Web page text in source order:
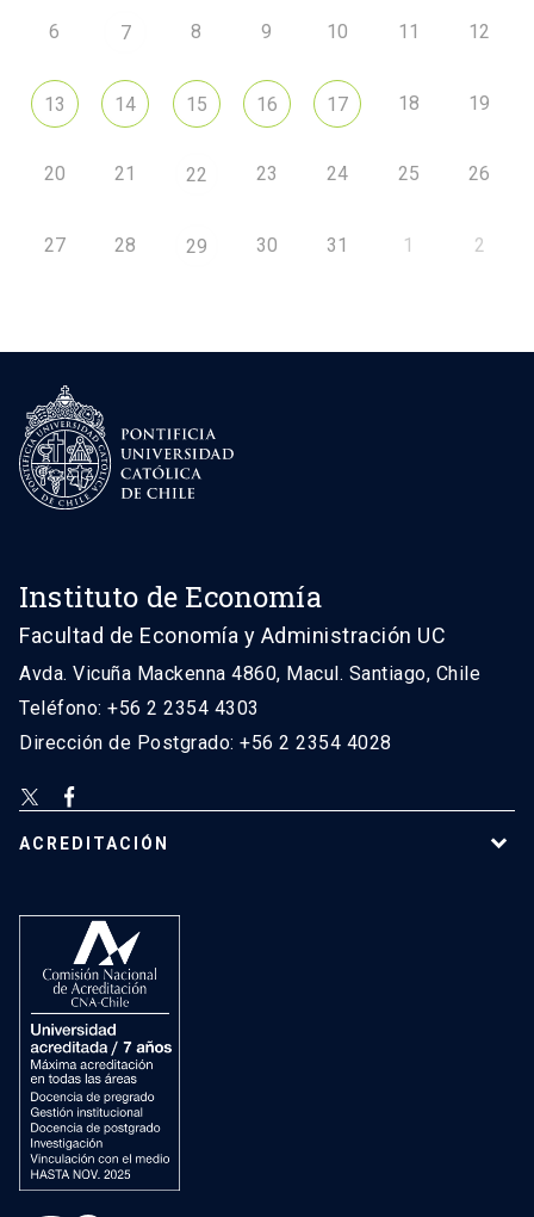
6 7 8 9 10 11 12
13 14 15 16 17 18 19
20 21 22 23 24 25 26
27 28 29 30 31 1 2
Instituto de Economía
Facultad de Economía y Administración UC
Avda. Vicuña Mackenna 4860, Macul. Santiago, Chile
Teléfono: +56 2 2354 4303
Dirección de Postgrado: +56 2 2354 4028
ACREDITACIÓN